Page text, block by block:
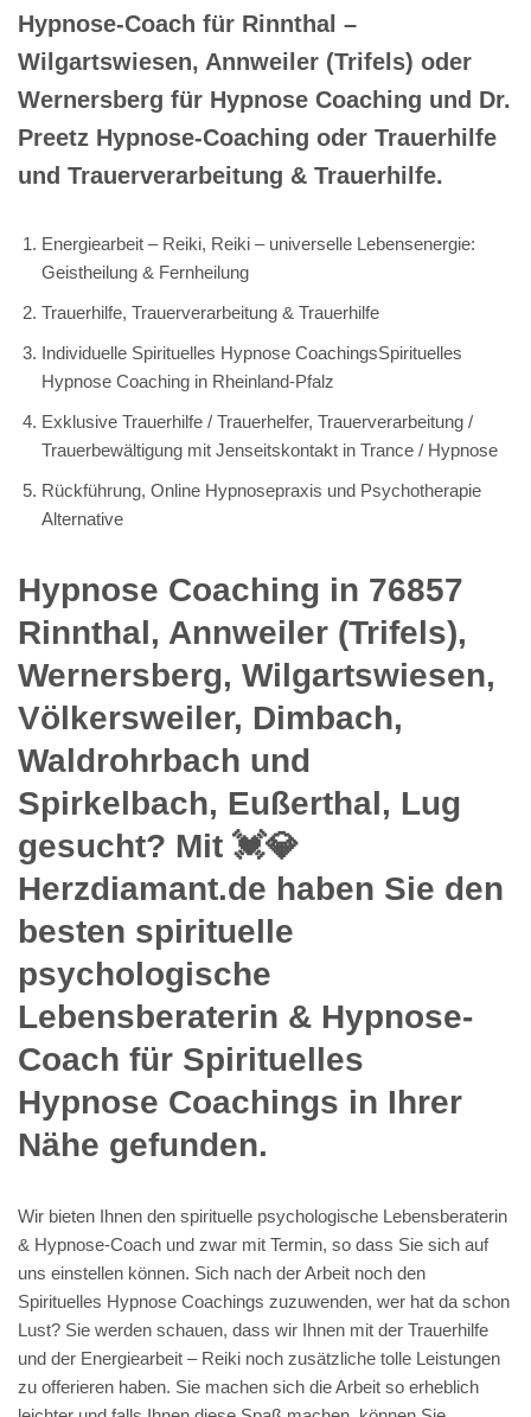
Hypnose-Coach für Rinnthal –
Wilgartswiesen, Annweiler (Trifels) oder
Wernersberg für Hypnose Coaching und Dr.
Preetz Hypnose-Coaching oder Trauerhilfe
und Trauerverarbeitung & Trauerhilfe.
Energiearbeit – Reiki, Reiki – universelle Lebensenergie:
Geistheilung & Fernheilung
Trauerhilfe, Trauerverarbeitung & Trauerhilfe
Individuelle Spirituelles Hypnose CoachingsSpirituelles
Hypnose Coaching in Rheinland-Pfalz
Exklusive Trauerhilfe / Trauerhelfer, Trauerverarbeitung /
Trauerbewältigung mit Jenseitskontakt in Trance / Hypnose
Rückführung, Online Hypnosepraxis und Psychotherapie
Alternative
Hypnose Coaching in 76857
Rinnthal, Annweiler (Trifels),
Wernersberg, Wilgartswiesen,
Völkersweiler, Dimbach,
Waldrohrbach und
Spirkelbach, Eußerthal, Lug
gesucht? Mit 💓️💎
Herzdiamant.de haben Sie den
besten spirituelle
psychologische
Lebensberaterin & Hypnose-
Coach für Spirituelles
Hypnose Coachings in Ihrer
Nähe gefunden.
Wir bieten Ihnen den spirituelle psychologische Lebensberaterin
& Hypnose-Coach und zwar mit Termin, so dass Sie sich auf
uns einstellen können. Sich nach der Arbeit noch den
Spirituelles Hypnose Coachings zuzuwenden, wer hat da schon
Lust? Sie werden schauen, dass wir Ihnen mit der Trauerhilfe
und der Energiearbeit – Reiki noch zusätzliche tolle Leistungen
zu offerieren haben. Sie machen sich die Arbeit so erheblich